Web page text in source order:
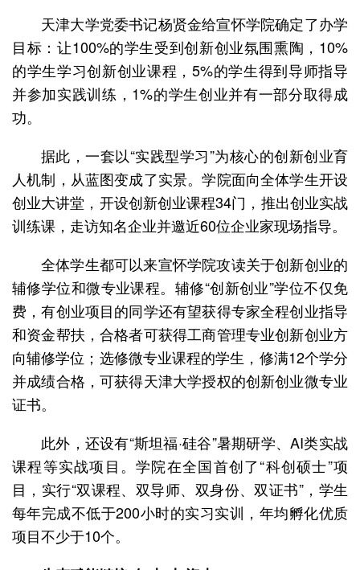
天津大学党委书记杨贤金给宣怀学院确定了办学
目标：让100%的学生受到创新创业氛围熏陶，10%
的学生学习创新创业课程，5%的学生得到导师指导
并参加实践训练，1%的学生创业并有一部分取得成
功。
据此，一套以“实践型学习”为核心的创新创业育
人机制，从蓝图变成了实景。学院面向全体学生开设
创业大讲堂，开设创新创业课程34门，推出创业实战
训练课，走访知名企业并邀近60位企业家现场指导。
全体学生都可以来宣怀学院攻读关于创新创业的
辅修学位和微专业课程。辅修“创新创业”学位不仅免
费，有创业项目的同学还有望获得专家全程创业指导
和资金帮扶，合格者可获得工商管理专业创新创业方
向辅修学位；选修微专业课程的学生，修满12个学分
并成绩合格，可获得天津大学授权的创新创业微专业
证书。
此外，还设有“斯坦福·硅谷”暑期研学、AI类实战
课程等实战项目。学院在全国首创了“科创硕士”项
目，实行“双课程、双导师、双身份、双证书”，学生
每年完成不低于200小时的实习实训，年均孵化优质
项目不少于10个。